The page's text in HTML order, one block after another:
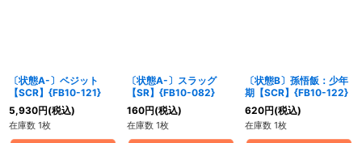
〔状態A-〕ベジット
【SCR】{FB10-121}
5,930円(税込)
在庫数 1枚
〔状態A-〕スラッグ
【SR】{FB10-082}
160円(税込)
在庫数 1枚
〔状態B〕孫悟飯：少年
期【SCR】{FB10-122}
620円(税込)
在庫数 1枚